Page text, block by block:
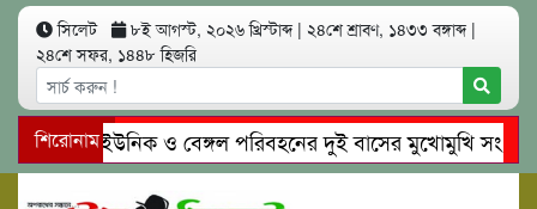
সিলেট ৮ই আগস্ট, ২০২৬ খ্রিস্টাব্দ | ২৪শে শ্রাবণ, ১৪৩৩ বঙ্গাব্দ |
২৪শে সফর, ১৪৪৮ হিজরি
শিরোনাম
সিলেটে ইউনিক ও বেঙ্গল পরিবহনের দুই বাসের মুখোমুখি সং’ঘ’র্ষে
গোয়াইনঘাটে প্রেমের ফাঁদে তরুণী পাচার: মাদকাসক্ত রিমালকে